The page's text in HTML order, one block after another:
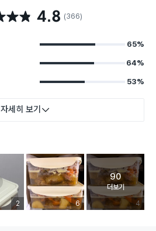
4.8 (366)
65%
64%
53%
자세히 보기
리뷰 이미지 등록 개수
2 리뷰 이미지 등록 개수
6 리뷰 이
4
고객 리뷰
90
더보기